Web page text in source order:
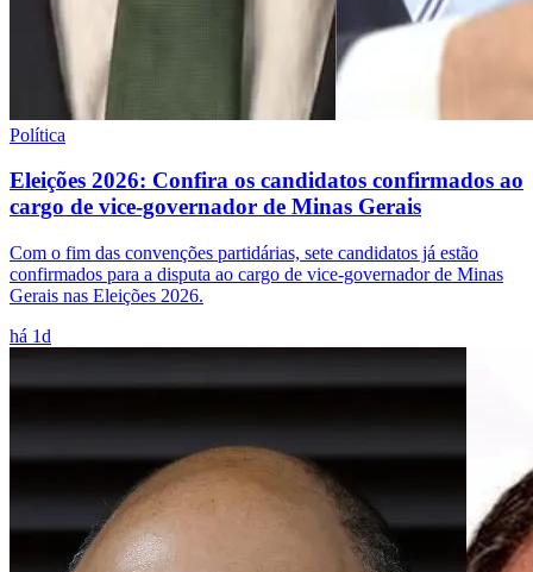
Política
Eleições 2026: Confira os candidatos confirmados ao
cargo de vice-governador de Minas Gerais
Com o fim das convenções partidárias, sete candidatos já estão
confirmados para a disputa ao cargo de vice-governador de Minas
Gerais nas Eleições 2026.
há 1d